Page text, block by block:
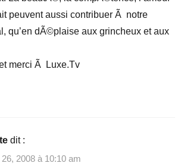
peuvent aussi contribuer Ã notre
qu’en dÃ©plaise aux grincheux et aux
merci Ã Luxe.Tv
dit :
2008 à 10:10 am